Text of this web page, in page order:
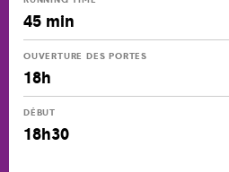
45 min
OUVERTURE DES PORTES
18h
DÉBUT
18h30